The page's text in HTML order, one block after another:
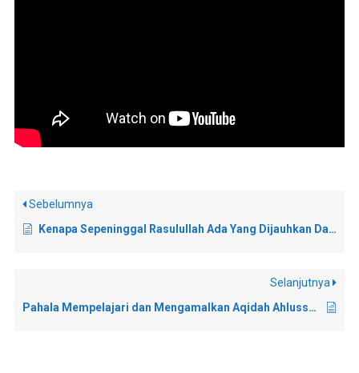
Sebelumnya
Kenapa Sepeninggal Rasulullah Ada Yang Dijauhkan Dari Telaga Rasulullah?
Selanjutnya
Pahala Mempelajari dan Mengamalkan Aqidah Ahlussunnah